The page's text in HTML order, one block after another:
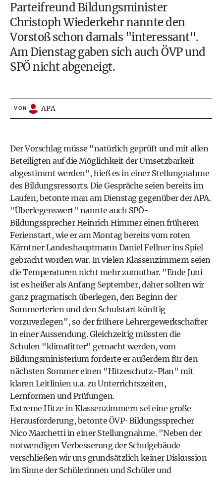
Parteifreund Bildungsminister
Christoph Wiederkehr nannte den
Vorstoß schon damals "interessant".
Am Dienstag gaben sich auch ÖVP und
SPÖ nicht abgeneigt.
VON APA
Der Vorschlag müsse "natürlich geprüft und mit allen
Beteiligten auf die Möglichkeit der Umsetzbarkeit
abgestimmt werden", hieß es in einer Stellungnahme
des Bildungsressorts. Die Gespräche seien bereits im
Laufen, betonte man am Dienstag gegenüber der APA.
"Überlegenswert" nannte auch SPÖ-
Bildungssprecher Heinrich Himmer einen früheren
Ferienstart, wie er am Montag bereits vom roten
Kärntner Landeshauptmann Daniel Fellner ins Spiel
gebracht worden war. In vielen Klassenzimmern seien
die Temperaturen nicht mehr zumutbar. "Ende Juni
ist es heißer als Anfang September, daher sollten wir
ganz pragmatisch überlegen, den Beginn der
Sommerferien und den Schulstart künftig
vorzuverlegen", so der frühere Lehrergewerkschafter
in einer Aussendung. Gleichzeitig müssten die
Schulen "klimafitter" gemacht werden, vom
Bildungsministerium forderte er außerdem für den
nächsten Sommer einen "Hitzeschutz-Plan" mit
klaren Leitlinien u.a. zu Unterrichtszeiten,
Lernformen und Prüfungen.
Extreme Hitze in Klassenzimmern sei eine große
Herausforderung, betonte ÖVP-Bildungssprecher
Nico Marchetti in einer Stellungnahme. "Neben der
notwendigen Verbesserung der Schulgebäude
verschließen wir uns grundsätzlich keiner Diskussion
im Sinne der Schülerinnen und Schüler und